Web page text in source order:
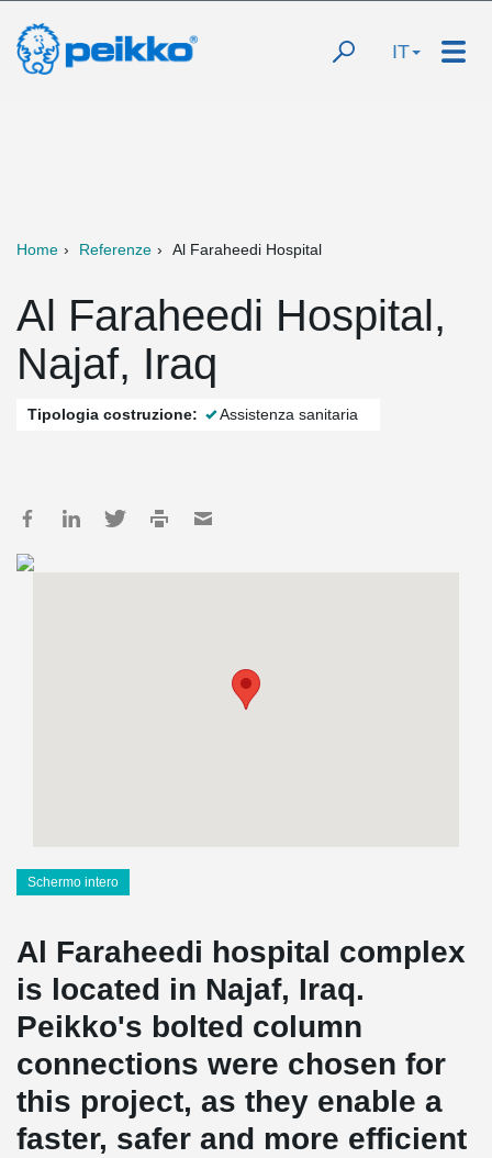
IT
Home Referenze Al Faraheedi Hospital
Al Faraheedi Hospital,
Najaf, Iraq
Tipologia costruzione: Assistenza sanitaria
Schermo intero
Al Faraheedi hospital complex
is located in Najaf, Iraq.
Peikko's bolted column
connections were chosen for
this project, as they enable a
faster, safer and more efficient